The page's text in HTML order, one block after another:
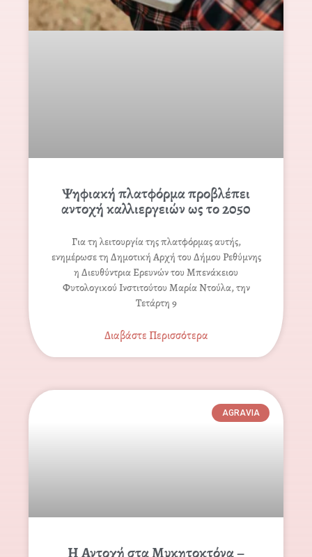
Ψηφιακή πλατφόρμα προβλέπει
αντοχή καλλιεργειών ως το 2050
Για τη λειτουργία της πλατφόρμας αυτής,
ενημέρωσε τη Δημοτική Αρχή του Δήμου Ρεθύμνης
η Διευθύντρια Ερευνών του Μπενάκειου
Φυτολογικού Ινστιτούτου Μαρία Ντούλα, την
Τετάρτη 9
Διαβάστε Περισσότερα
AGRAVIA
Η Αντοχή στα Μυκητοκτόνα –